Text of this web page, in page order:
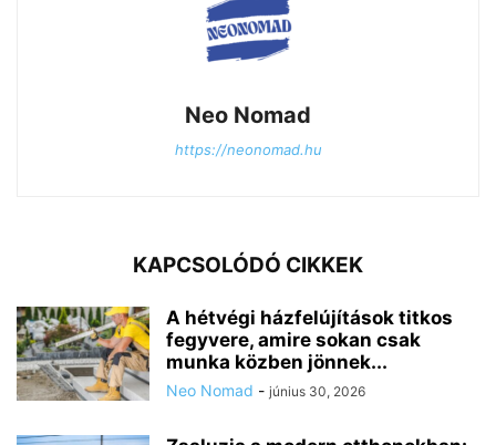
Neo Nomad
https://neonomad.hu
KAPCSOLÓDÓ CIKKEK
A hétvégi házfelújítások titkos
fegyvere, amire sokan csak
munka közben jönnek...
Neo Nomad - június 30, 2026